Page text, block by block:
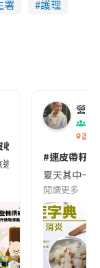
署
護理
😱出發前切記檢查
遊的民眾，近期要
營養
香港
#連皮帶籽
夏天其中一
閱讀更多